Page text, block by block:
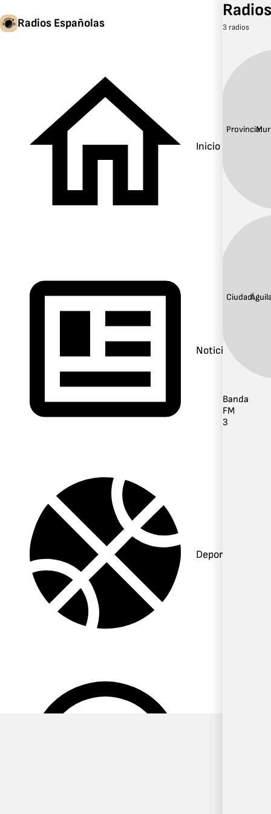
Radios Españolas
Inicio
Noticias
Deportes
3 radios
Provincia:
Ciudad:
Banda
FM
3